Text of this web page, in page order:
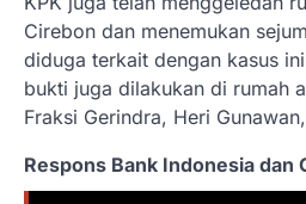
Cirebon dan menemukan
diduga terkait dengan kasus
bukti juga dilakukan di rumah
Fraksi Gerindra, Heri
Respons Bank Indonesia dan